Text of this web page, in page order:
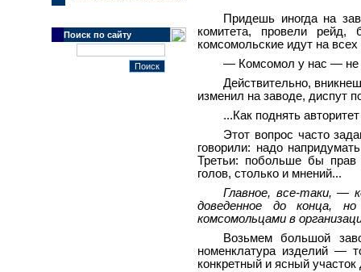
Поиск по сайту
Придешь иногда на
комитета, провели
комсомольские идут на
— Комсомол у нас — не
Действительно,
изменил на заводе, диспут
...Как поднять
Этот вопрос часто
говорили: надо
Третьи: побольше бы прав
голов, столько и мнений...
Главное, все-таки, —
доведенное до конца,
комсомольцами в
Возьмем большой
номенклатура изделий —
конкретный и ясный